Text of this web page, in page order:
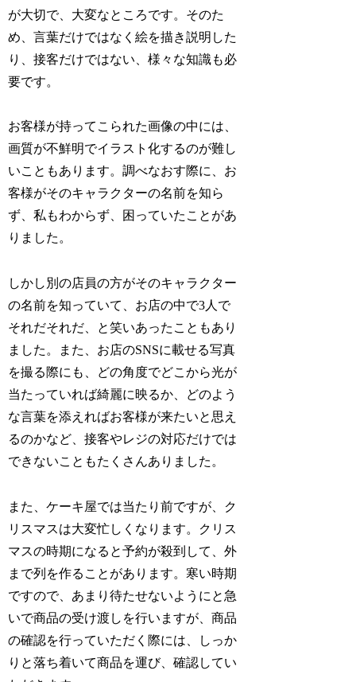
が大切で、大変なところです。そのた
め、言葉だけではなく絵を描き説明した
り、接客だけではない、様々な知識も必
要です。
お客様が持ってこられた画像の中には、
画質が不鮮明でイラスト化するのが難し
いこともあります。調べなおす際に、お
客様がそのキャラクターの名前を知ら
ず、私もわからず、困っていたことがあ
りました。
しかし別の店員の方がそのキャラクター
の名前を知っていて、お店の中で3人で
それだそれだ、と笑いあったこともあり
ました。また、お店のSNSに載せる写真
を撮る際にも、どの角度でどこから光が
当たっていれば綺麗に映るか、どのよう
な言葉を添えればお客様が来たいと思え
るのかなど、接客やレジの対応だけでは
できないこともたくさんありました。
また、ケーキ屋では当たり前ですが、ク
リスマスは大変忙しくなります。クリス
マスの時期になると予約が殺到して、外
まで列を作ることがあります。寒い時期
ですので、あまり待たせないようにと急
いで商品の受け渡しを行いますが、商品
の確認を行っていただく際には、しっか
りと落ち着いて商品を運び、確認してい